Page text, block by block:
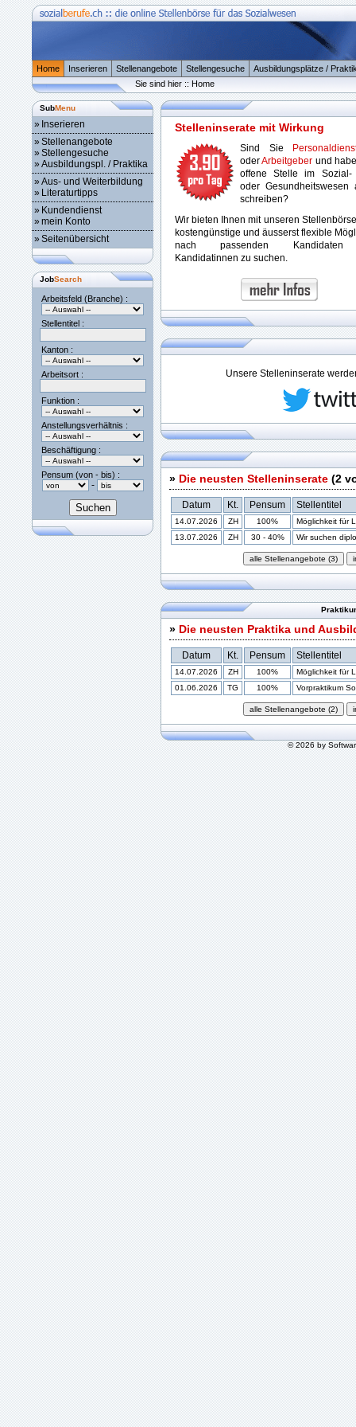
Home Inserieren Stellenangebote Stellengesuche
Ausbildungsplätze /
Sie sind hier :: Home
SubMenu
» Inserieren
»Stellenangebote
»Stellengesuche
»Ausbildungspl. / Praktika
»Aus- und Weiterbildung
» Literaturtipps
» Kundendienst
»mein Konto
»Seitenübersicht
JobSearch
Arbeitsfeld (Branche) :
Stellentitel :
Kanton :
Arbeitsort :
Funktion :
Anstellungsverhältnis :
Beschäftigung :
Pensum (von - bis) :
-
Stelleninserate mit Wirkung
Sind Sie
oderArbeitgeber und
offene Stelle im
oder Gesundheitswesen
schreiben?
Wir bieten Ihnen mit unseren
kostengünstige und äusserst flexible
nach passenden
Kandidatinnen zu suchen.
Unsere Stelleninserate
» Die neusten Stelleninserate (2
Datum Kt. Pensum Stellentitel
14.07.2026 ZH 100%
Möglichkeit für
13.07.2026
ZH 30 - 40% Wir suchen
» Die neusten Praktika und
Datum Kt. Pensum Stellentitel
14.07.2026 ZH 100%
Möglichkeit für
01.06.2026
TG 100% Vorpraktikum
© 2026 by